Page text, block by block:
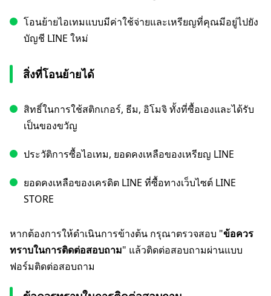
โอนย้ายไอเทมแบบมีค่าใช้จ่ายและเหรียญที่คุณมีอยู่ไปยัง
บัญชี LINE ใหม่
สิ่งที่โอนย้ายได้
สิทธิ์ในการใช้สติกเกอร์, ธีม, อิโมจิ ทั้งที่ซื้อเองและได้รับ
เป็นของขวัญ
ประวัติการซื้อไอเทม, ยอดคงเหลือของเหรียญ LINE
ยอดคงเหลือของเครดิต LINE ที่ซื้อทางเว็บไซต์ LINE
STORE
หากต้องการให้ดำเนินการข้างต้น กรุณาตรวจสอบ "ข้อควร
ทราบในการติดต่อสอบถาม" แล้วติดต่อสอบถามผ่านแบบ
ฟอร์มติดต่อสอบถาม